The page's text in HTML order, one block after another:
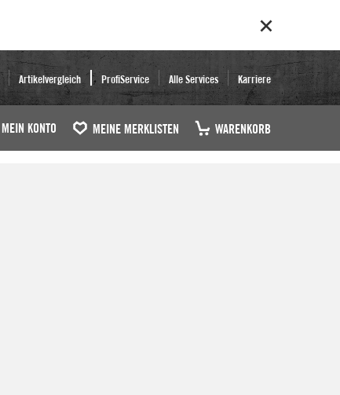
Artikelvergleich ProfiService Alle Services Karriere
MEIN KONTO MEINE MERKLISTEN WARENKORB